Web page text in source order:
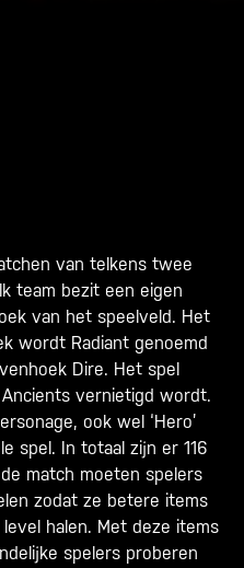
van telkens twee
team bezit een eigen
van het speelveld. Het
wordt Radiant genoemd
Dire. Het spel
vernietigd wordt.
ook wel ‘Hero’
spel. In totaal zijn er 116
match moeten spelers
zodat ze betere items
halen. Met deze items
spelers proberen